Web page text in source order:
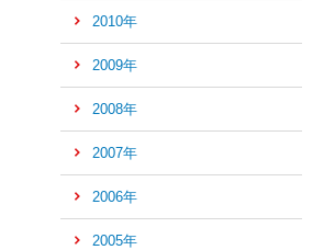
2010年
2009年
2008年
2007年
2006年
2005年